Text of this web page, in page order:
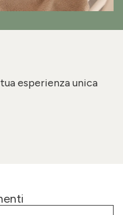
esperienza unica